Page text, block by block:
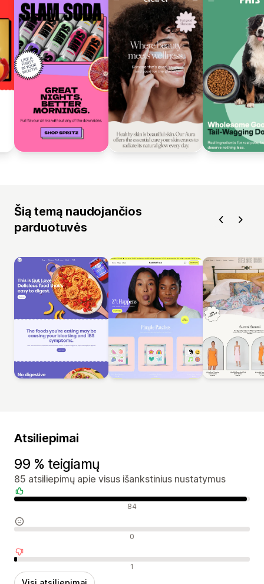
Šią temą naudojančios
parduotuvės
Atsiliepimai
99 % teigiamų
85 atsiliepimų apie visus išankstinius nustatymus
Teigiami atsiliepimai 84
Neutralūs atsiliepimai 0
Neigiami atsiliepimai 1